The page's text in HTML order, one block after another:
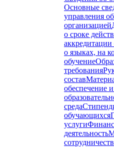
Основные
управления
организацией
о сроке
о языках, на
обучение
требования
состав
обеспечение
среда
обучающихся
услуги
деятельность